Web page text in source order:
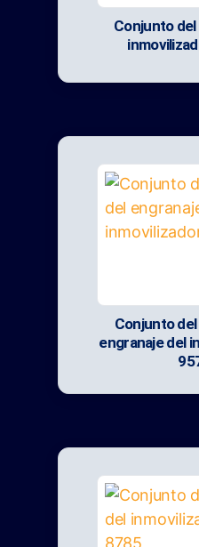
Conjunto
Conjunto
engranaje del